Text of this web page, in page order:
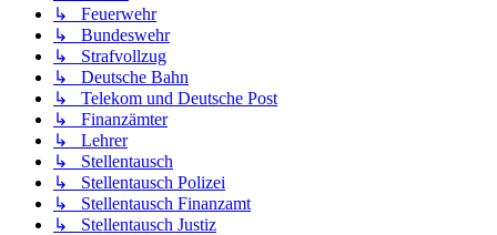
↳ Feuerwehr
↳ Bundeswehr
↳ Strafvollzug
↳ Deutsche Bahn
↳ Telekom und Deutsche Post
↳ Finanzämter
↳ Lehrer
↳ Stellentausch
↳ Stellentausch Polizei
↳ Stellentausch Finanzamt
↳ Stellentausch Justiz